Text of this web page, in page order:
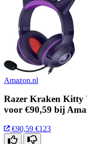
Amazon.nl
Razer Kraken Kitty
voor €90,59 bij
€90,59 €123